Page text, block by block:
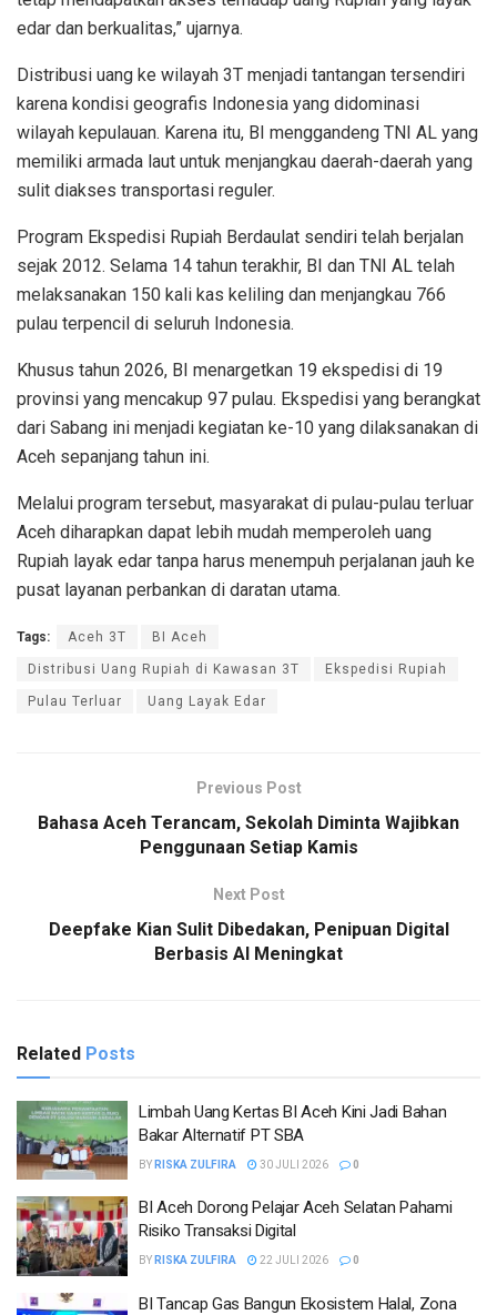
edar dan berkualitas,” ujarnya.
Distribusi uang ke wilayah 3T menjadi tantangan tersendiri
karena kondisi geografis Indonesia yang didominasi
wilayah kepulauan. Karena itu, BI menggandeng TNI AL yang
memiliki armada laut untuk menjangkau daerah-daerah yang
sulit diakses transportasi reguler.
Program Ekspedisi Rupiah Berdaulat sendiri telah berjalan
sejak 2012. Selama 14 tahun terakhir, BI dan TNI AL telah
melaksanakan 150 kali kas keliling dan menjangkau 766
pulau terpencil di seluruh Indonesia.
Khusus tahun 2026, BI menargetkan 19 ekspedisi di 19
provinsi yang mencakup 97 pulau. Ekspedisi yang berangkat
dari Sabang ini menjadi kegiatan ke-10 yang dilaksanakan di
Aceh sepanjang tahun ini.
Melalui program tersebut, masyarakat di pulau-pulau terluar
Aceh diharapkan dapat lebih mudah memperoleh uang
Rupiah layak edar tanpa harus menempuh perjalanan jauh ke
pusat layanan perbankan di daratan utama.
Tags: Aceh 3T BI Aceh
Distribusi Uang Rupiah di Kawasan 3T Ekspedisi Rupiah
Pulau Terluar Uang Layak Edar
Previous Post
Bahasa Aceh Terancam, Sekolah Diminta Wajibkan
Penggunaan Setiap Kamis
Next Post
Deepfake Kian Sulit Dibedakan, Penipuan Digital
Berbasis AI Meningkat
Related Posts
Limbah Uang Kertas BI Aceh Kini Jadi Bahan
Bakar Alternatif PT SBA
BY RISKA ZULFIRA 30 JULI 2026 0
BI Aceh Dorong Pelajar Aceh Selatan Pahami
Risiko Transaksi Digital
BY RISKA ZULFIRA 22 JULI 2026 0
BI Tancap Gas Bangun Ekosistem Halal, Zona